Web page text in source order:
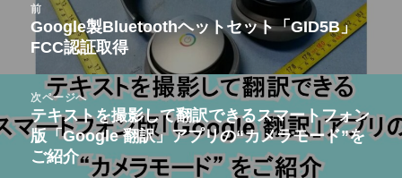
ビ
ー
前
前
の
投
稿:
Google製Bluetoothヘットセット「GID5B」
FCC認証取得
次ページへ
次
の
投
テキストを撮影して翻訳できるスマートフォン
版「Google 翻訳」アプリの“カメラモード”を
ご紹介